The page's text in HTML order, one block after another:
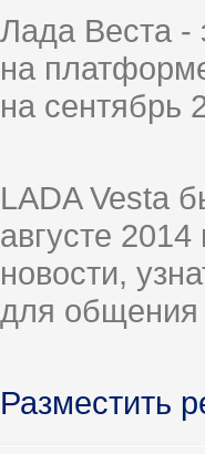
Лада Веста -
на
на сентябрь
LADA Vesta
августе
новости,
для общения
Разместить